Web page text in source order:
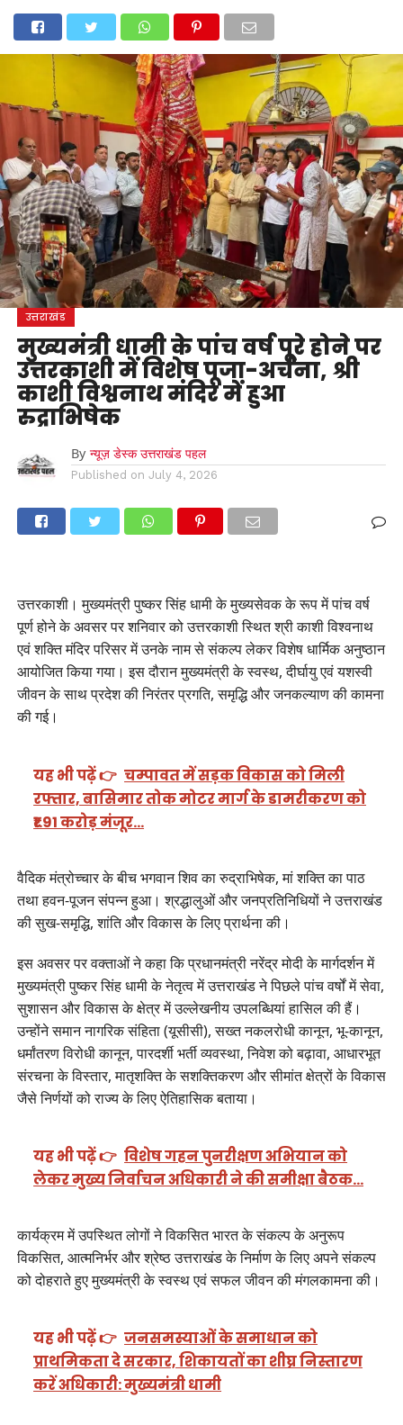
अल्मोड़ाउत्तरकाशीउधम सिंह नगर चमोलीटिहरी गढ़वाल
नैनीताल पिथौरागढ़पौड़ी गढ़वालबागेश्वररुद्रप्रयागहरिद्वार देश
दुनिया
उत्तराखंड
मुख्यमंत्री धामी के पांच वर्ष पूरे होने पर
उत्तरकाशी में विशेष पूजा-अर्चना, श्री
काशी विश्वनाथ मंदिर में हुआ
रुद्राभिषेक
By न्यूज़ डेस्क उत्तराखंड पहल
Published on July 4, 2026
उत्तरकाशी। मुख्यमंत्री पुष्कर सिंह धामी के मुख्यसेवक के रूप में पांच वर्ष
पूर्ण होने के अवसर पर शनिवार को उत्तरकाशी स्थित श्री काशी विश्वनाथ
एवं शक्ति मंदिर परिसर में उनके नाम से संकल्प लेकर विशेष धार्मिक अनुष्ठान
आयोजित किया गया। इस दौरान मुख्यमंत्री के स्वस्थ, दीर्घायु एवं यशस्वी
जीवन के साथ प्रदेश की निरंतर प्रगति, समृद्धि और जनकल्याण की कामना
की गई।
यह भी पढ़ें 👉 चम्पावत में सड़क विकास को मिली
रफ्तार, बासिमार तोक मोटर मार्ग के डामरीकरण को
₹1.91 करोड़ मंजूर…
वैदिक मंत्रोच्चार के बीच भगवान शिव का रुद्राभिषेक, मां शक्ति का पाठ
तथा हवन-पूजन संपन्न हुआ। श्रद्धालुओं और जनप्रतिनिधियों ने उत्तराखंड
की सुख-समृद्धि, शांति और विकास के लिए प्रार्थना की।
इस अवसर पर वक्ताओं ने कहा कि प्रधानमंत्री नरेंद्र मोदी के मार्गदर्शन में
मुख्यमंत्री पुष्कर सिंह धामी के नेतृत्व में उत्तराखंड ने पिछले पांच वर्षों में सेवा,
सुशासन और विकास के क्षेत्र में उल्लेखनीय उपलब्धियां हासिल की हैं।
उन्होंने समान नागरिक संहिता (यूसीसी), सख्त नकलरोधी कानून, भू-कानून,
धर्मांतरण विरोधी कानून, पारदर्शी भर्ती व्यवस्था, निवेश को बढ़ावा, आधारभूत
संरचना के विस्तार, मातृशक्ति के सशक्तिकरण और सीमांत क्षेत्रों के विकास
जैसे निर्णयों को राज्य के लिए ऐतिहासिक बताया।
यह भी पढ़ें 👉 विशेष गहन पुनरीक्षण अभियान को
लेकर मुख्य निर्वाचन अधिकारी ने की समीक्षा बैठक…
कार्यक्रम में उपस्थित लोगों ने विकसित भारत के संकल्प के अनुरूप
विकसित, आत्मनिर्भर और श्रेष्ठ उत्तराखंड के निर्माण के लिए अपने संकल्प
को दोहराते हुए मुख्यमंत्री के स्वस्थ एवं सफल जीवन की मंगलकामना की।
यह भी पढ़ें 👉 जनसमस्याओं के समाधान को
प्राथमिकता दे सरकार, शिकायतों का शीघ्र निस्तारण
करें अधिकारी: मुख्यमंत्री धामी